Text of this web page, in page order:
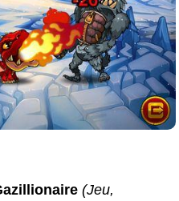
(Jeu,